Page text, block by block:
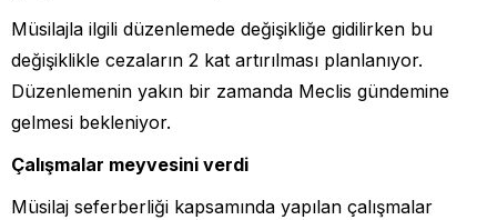
Müsilajla ilgili düzenlemede değişikliğe gidilirken bu
değişiklikle cezaların 2 kat artırılması planlanıyor.
Düzenlemenin yakın bir zamanda Meclis gündemine
gelmesi bekleniyor.
Çalışmalar meyvesini verdi
Müsilaj seferberliği kapsamında yapılan çalışmalar